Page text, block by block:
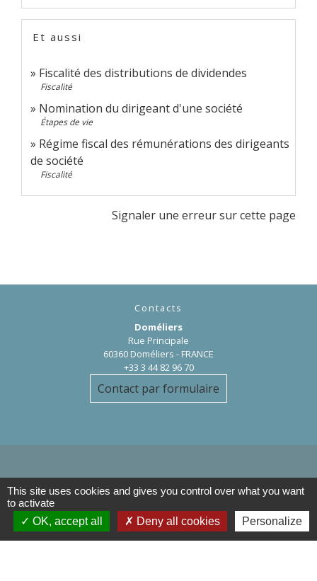
Et aussi
Fiscalité des distributions de dividendes
Fiscalité
Nomination du dirigeant d'une société
Étapes de vie
Régime fiscal des rémunérations des dirigeants
de société
Fiscalité
Signaler une erreur sur cette page
Contacts
Doméliers
Rue Principale
60360 Doméliers - FRANCE
+33 3 44 82 96 70
Contact par formulaire
Liens
Département de l'Oise
This site uses cookies and gives you control over what you want
to activate
OK, accept all
Deny all cookies Personalize